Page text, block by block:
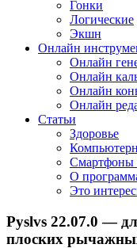
Гонки
Логические
Экшн
Онлайн
Онлайн
Онлайн
Онлайн
Онлайн
Статьи
Здоровье
Смартфоны
О
Это
Pyslvs 22.07.0 —
плоских